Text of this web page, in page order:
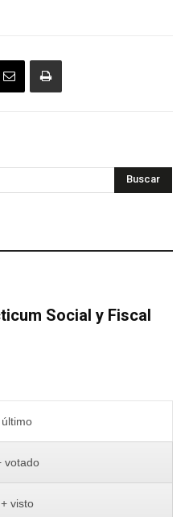
Buscar
Social y Fiscal
votado
visto